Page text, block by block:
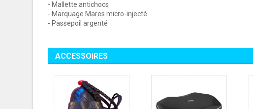
- Mallette antichocs
- Marquage Mares micro-injecté
- Passepoil argenté
ACCESSOIRES